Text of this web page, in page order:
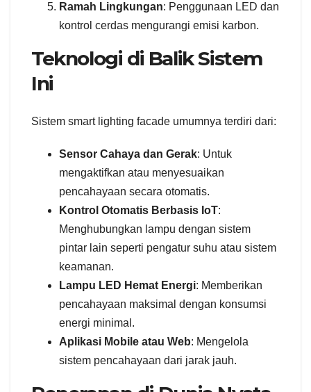
Ramah Lingkungan: Penggunaan LED dan
kontrol cerdas mengurangi emisi karbon.
Teknologi di Balik Sistem
Ini
Sistem smart lighting facade umumnya terdiri dari:
Sensor Cahaya dan Gerak: Untuk
mengaktifkan atau menyesuaikan
pencahayaan secara otomatis.
Kontrol Otomatis Berbasis IoT:
Menghubungkan lampu dengan sistem
pintar lain seperti pengatur suhu atau sistem
keamanan.
Lampu LED Hemat Energi: Memberikan
pencahayaan maksimal dengan konsumsi
energi minimal.
Aplikasi Mobile atau Web: Mengelola
sistem pencahayaan dari jarak jauh.